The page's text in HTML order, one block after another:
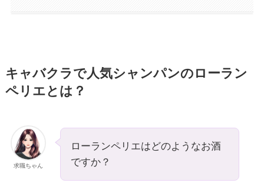
キャバクラで人気シャンパンのローラン
ペリエとは？
求職ちゃん
ローランペリエはどのようなお酒
ですか？